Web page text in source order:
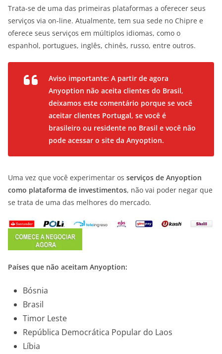
Trata-se de uma das primeiras plataformas a oferecer seus
serviços via on-line. Atualmente, tem sua sede no Chipre e
oferece seus serviços em múltiplos idiomas, como o
espanhol, portugues, inglês, chinês, russo, entre outros.
Aviso importante: A partir de agora
Anyoption não aceita clientes do Brasil,
deixamos este comentário porque se você
aceitar clientes Portugal, se você é
brasileiro ou residente no Brasil e você não
pode acessar o site da Anyoption.
Uma vez que você experimentar os serviços de Anyoption
como plataforma de investimentos, não vai poder negar que
se trata de uma das melhores do mercado.
Países que não aceitam Anyoption:
Bósnia
Brasil
Timor Leste
República Democrática Popular do Laos
Líbia